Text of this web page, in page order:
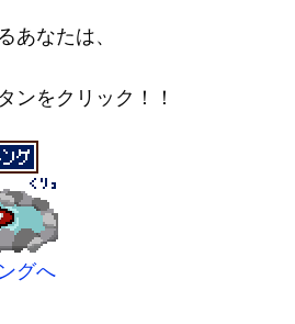
あなたは、
ンをクリック！！
グへ